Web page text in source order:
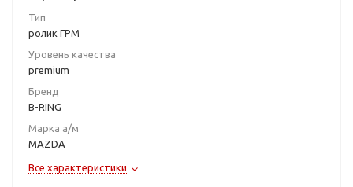
Тип
ролик ГРМ
Уровень качества
premium
Бренд
B-RING
Марка а/м
MAZDA
Все характеристики